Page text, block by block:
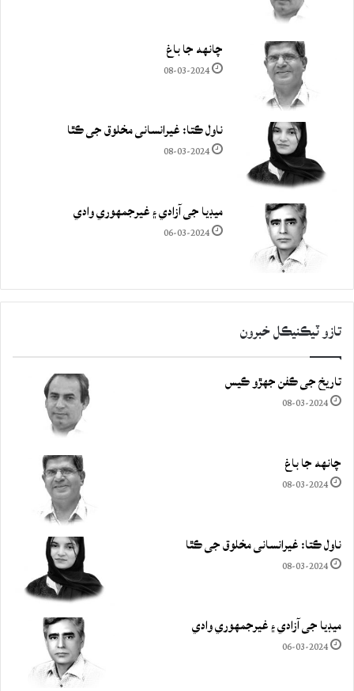
چانهه جا باغ
08-03-2024
ناول ڪتا: غيرانساني مخلوق جي ڪٿا
08-03-2024
ميڊيا جي آزادي ۽ غيرجمھوري وادي
06-03-2024
تازو ٽيڪنيڪل خبرون
تاريخ جي ڪفن جھڙو ڪيس
08-03-2024
چانهه جا باغ
08-03-2024
ناول ڪتا: غيرانساني مخلوق جي ڪٿا
08-03-2024
ميڊيا جي آزادي ۽ غيرجمھوري وادي
06-03-2024